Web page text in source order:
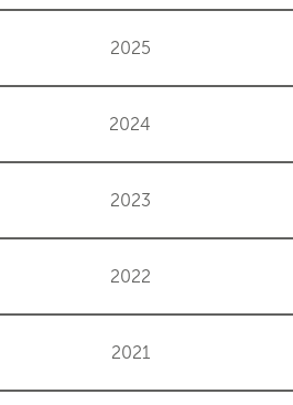
2025
2024
2023
2022
2021